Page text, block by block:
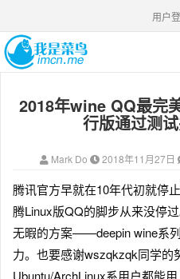
用户
2018年wine QQ最完
行版通过测试
Mark Do 2018年11月27日
腾讯官方早就在10年代初就停
腾Linux版QQ的脚步从来没停
无暇的方案——deepin wine系
力。也要感谢wszqkzqk同学的
Ubuntu/ArchLinux系用户都能用